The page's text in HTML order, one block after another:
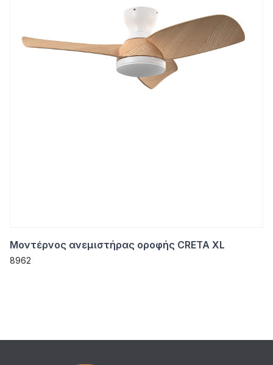
Μοντέρνος ανεμιστήρας οροφής CRETA XL
8962